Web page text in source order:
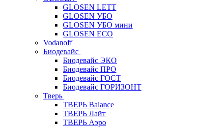
GLOSEN LETT
GLOSEN УБО
GLOSEN УБО мини
GLOSEN ECO
Vodanoff
Биодевайс
Биодевайс ЭКО
Биодевайс ПРО
Биодевайс ГОСТ
Биодевайс ГОРИЗОНТ
Тверь
ТВЕРЬ Balance
ТВЕРЬ Лайт
ТВЕРЬ Аэро